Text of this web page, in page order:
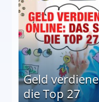
Geld
die Top 27